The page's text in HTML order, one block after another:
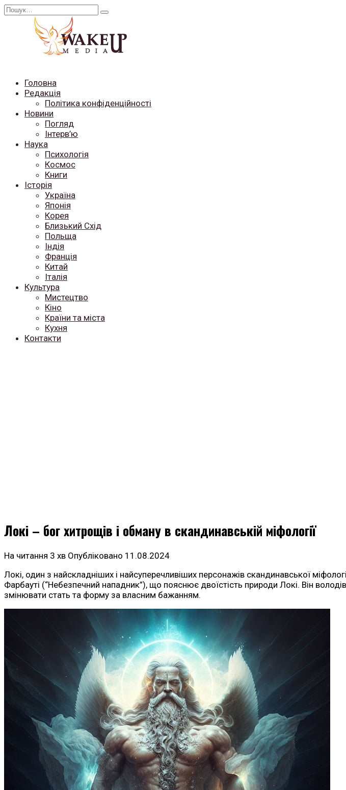
Перейти
Search
Головна
Редакція
Політика конфіденційності
Новини
Погляд
Інтерв’ю
Наука
Психологія
Космос
Книги
Історія
Україна
Японія
Корея
Близький Схід
Польща
Індія
Франція
Китай
Італія
Культура
Мистецтво
Кіно
Країни та міста
Кухня
Контакти
Локі – бог хитрощів і обману в скандинавській міфології
На читання 3 хв Опубліковано 11.08.2024
Локі, один з найскладніших і найсуперечливіших персонажів скандинавської
Фарбауті (“Небезпечний нападник”), що пояснює двоїстість природи Локі. Він
змінювати стать та форму за власним бажанням.